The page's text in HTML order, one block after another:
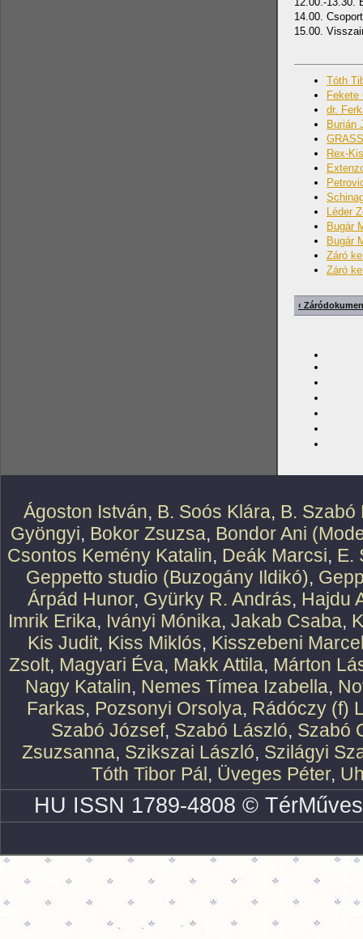
14.00.
15.00.
Tóth
dr.
Burián
Rex-
Léder
Bugár
Bugár
Záró
Záró
‹
Ágoston István, B. Soós Klára, B. Szabó
Gyöngyi, Bokor Zsuzsa, Bondor Ani
Csontos Kemény Katalin, Deák Marcsi, E.
Geppetto studio (Buzogány Ildikó),
Árpád Hunor, Gyürky R. András, Hajdu
Imrik Erika, Iványi Mónika, Jakab Csaba,
Kis Judit, Kiss Miklós, Kisszebeni
Zsolt, Magyari Éva, Makk Attila, Márton
Nagy Katalin, Nemes Tímea Izabella,
Farkas, Pozsonyi Orsolya, Rádóczy (f)
Szabó József, Szabó László, Szabó
Zsuzsanna, Szikszai László, Szilágyi
Tóth Tibor Pál, Üveges Péter,
HU ISSN 1789-4808 ©